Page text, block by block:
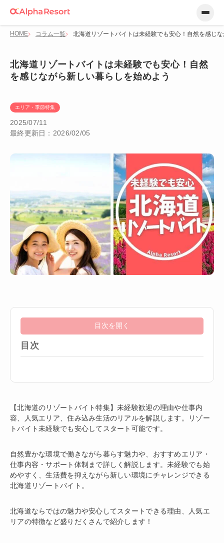
HOME コラム一覧 北海道リゾートバイトは未経験でも安心！自然を感じ
北海道リゾートバイトは未経験でも安心！自然
を感じながら新しい暮らしを始めよう
エリア・季節特集
2025/07/11
最終更新日：2026/02/05
目次を開く
目次
【北海道のリゾートバイト特集】未経験歓迎の理由や仕事内
容、人気エリア、住み込み生活のリアルを解説します。リゾー
トバイト未経験でも安心してスタート可能です。
自然豊かな環境で働きながら暮らす魅力や、おすすめエリア・
仕事内容・サポート体制まで詳しく解説します。未経験でも始
めやすく、生活費を抑えながら新しい環境にチャレンジできる
北海道リゾートバイト。
北海道ならではの魅力や安心してスタートできる理由、人気エ
リアの特徴など盛りだくさんで紹介します！